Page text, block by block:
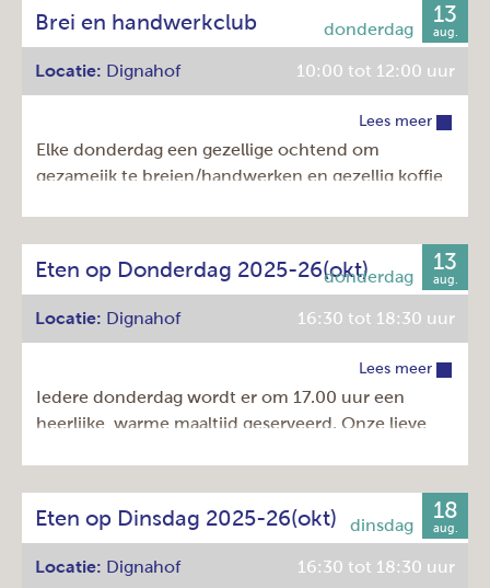
toetje!
Kosten: € 11,00 en met Amstelveenpas € 7,00.
Dag:
dinsdag
13
aug.
Brei en handwerkclub
Locatie: Dignahof 10:00 tot 12:00 uur
Lees meer
Elke donderdag een gezellige ochtend om
gezameijk te breien/handwerken en gezellig koffie
Dag:
donderdag
Tijd:
10:00 - 12:00u
Herhaling:
Elke week
Prijs:
€ 0,00
13
aug.
Eten op Donderdag 2025-26(okt)
Locatie: Dignahof 16:30 tot 18:30 uur
Lees meer
Iedere donderdag wordt er om 17.00 uur een
heerlijke, warme maaltijd geserveerd. Onze lieve
Komt u gezellig bij ons eten?
18
aug.
Eten op Dinsdag 2025-26(okt)
Locatie: Dignahof 16:30 tot 18:30 uur